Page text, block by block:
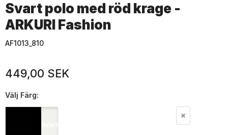
Svart polo med röd krage -
ARKURI Fashion
AF1013_810
449,00 SEK
Välj Färg:
Svart